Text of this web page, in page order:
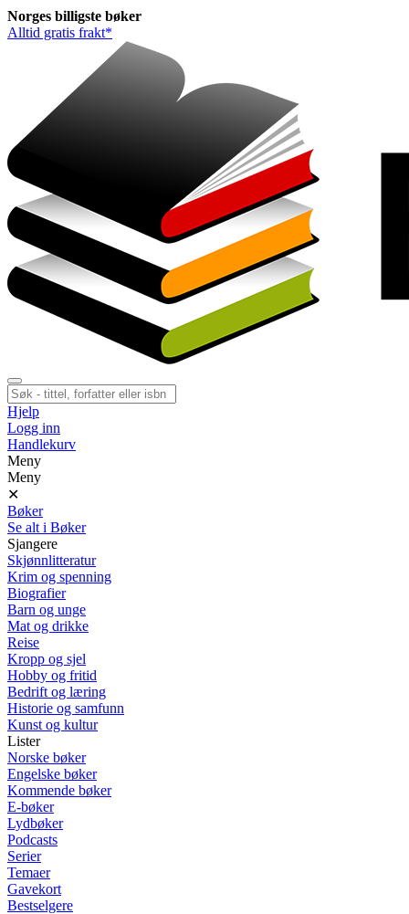
Norges billigste bøker
Alltid gratis frakt*
Hjelp
Logg inn
Handlekurv
Meny
Meny
✕
Bøker
Se alt i Bøker
Sjangere
Skjønnlitteratur
Krim og spenning
Biografier
Barn og unge
Mat og drikke
Reise
Kropp og sjel
Hobby og fritid
Bedrift og læring
Historie og samfunn
Kunst og kultur
Lister
Norske bøker
Engelske bøker
Kommende bøker
E-bøker
Lydbøker
Podcasts
Serier
Temaer
Gavekort
Bestselgere